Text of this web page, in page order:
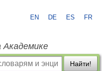
EN DE ES FR
Академике
Найти!